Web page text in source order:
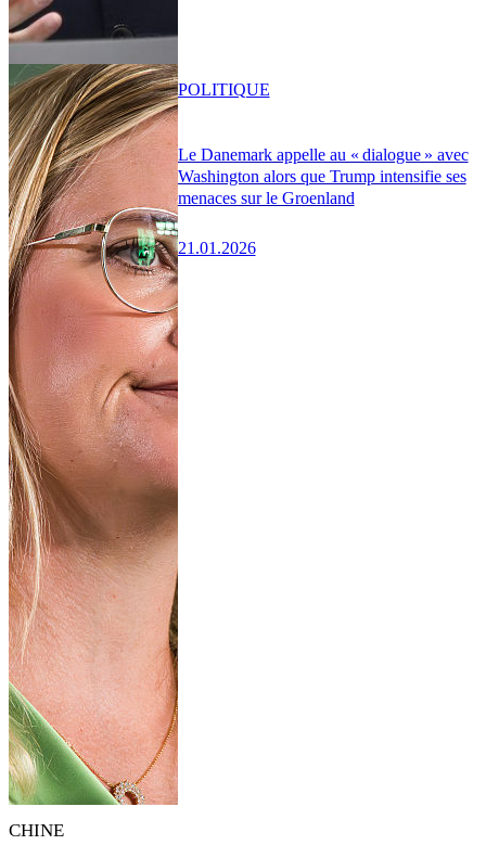
Le Danemark appelle au « dialogue » avec
Washington alors que Trump intensifie ses
menaces sur le Groenland
21.01.2026
POLITIQUE
CHINE